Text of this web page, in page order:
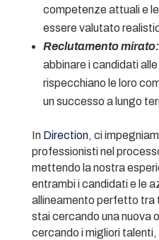
competenze attuali e
essere valutato
Reclutamento mirato:
abbinare i candidati
rispecchiano le loro
un successo a lungo
In Direction, ci
professionisti nel
mettendo la nostra
entrambi i candidati e le
allineamento perfetto tra
stai cercando una nuova
cercando i migliori